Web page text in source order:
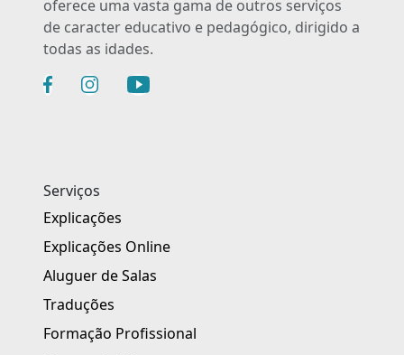
oferece uma vasta gama de outros serviços
de caracter educativo e pedagógico, dirigido a
todas as idades.
Serviços
Explicações
Explicações Online
Aluguer de Salas
Traduções
Formação Profissional